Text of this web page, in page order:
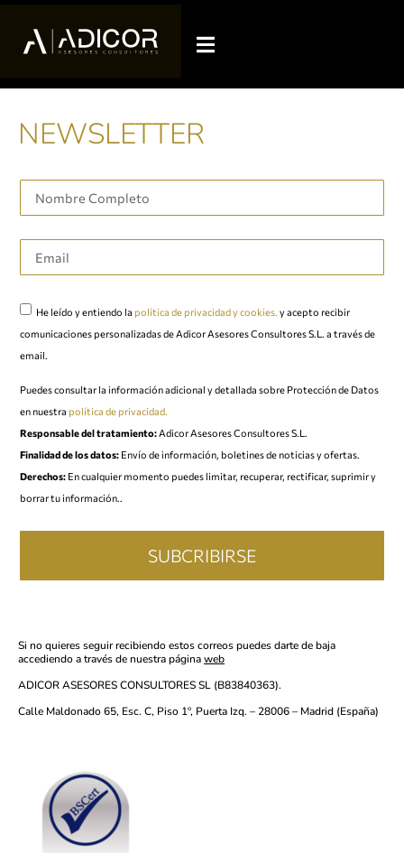
NEWSLETTER
He leído y entiendo la política de privacidad y cookies. y acepto recibir
comunicaciones personalizadas de Adicor Asesores Consultores S.L. a través de
email.
Puedes consultar la información adicional y detallada sobre Protección de Datos
en nuestra política de privacidad.
Responsable del tratamiento:Adicor Asesores Consultores S.L.
Finalidad de los datos: Envío de información, boletines de noticias y ofertas.
Derechos: En cualquier momento puedes limitar, recuperar, rectificar, suprimir y
borrar tu información..
SUBCRIBIRSE
Si no quieres seguir recibiendo estos correos puedes darte de baja
accediendo a través de nuestra páginaweb
ADICOR ASESORES CONSULTORES SL (B83840363).
Calle Maldonado 65, Esc. C, Piso 1º, Puerta Izq. – 28006 – Madrid (España)